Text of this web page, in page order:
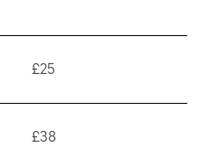
£25
£38